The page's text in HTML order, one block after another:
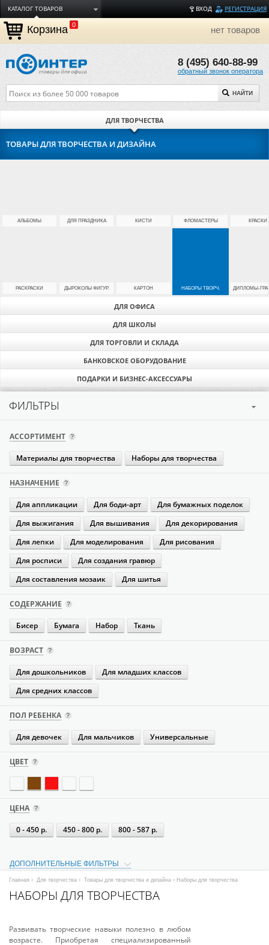
ВХОД РЕГИСТРАЦИЯ
КАТАЛОГ ТОВАРОВ
ДОСТАВКА
ОПЛАТА
ТОРГОВЫЕ МАРКИ
О КОМПАНИИ
Корзина 0 нет товаров
8 (495) 640-88-99
обратный звонок оператора
НАЙТИ
ДЛЯ ОФИСА
ДЛЯ ШКОЛЫ
ДЛЯ ТВОРЧЕСТВА
ДЛЯ ТОРГОВЛИ И СКЛАДА
БАНКОВСКОЕ ОБОРУДОВАНИЕ
ПОДАРКИ И БИЗНЕС-АКСЕССУАРЫ
ТОВАРЫ ДЛЯ ТВОРЧЕСТВА И ДИЗАЙНА
АЛЬБОМЫ ДЛЯ ПРАЗДНИКА КИСТИ ФЛОМАСТЕРЫ КРАСКИ
РАСКРАСКИ ДЫРОКОЛЫ ФИГУР. КАРТОН НАБОРЫ ТВОРЧ. ДИПЛОМЫ-
ФИЛЬТРЫ
АССОРТИМЕНТ
Материалы для творчества Наборы для творчества
НАЗНАЧЕНИЕ
Для аппликации Для боди-арт
Для бумажных поделок
Для выжигания
Для вышивания
Для декорирования
Для лепки
Для моделирования
Для рисования
Для росписи
Для создания гравюр
Для составления мозаик
Для шитья
СОДЕРЖАНИЕ
Бисер Бумага Набор Ткань
ВОЗРАСТ
Для дошкольников
Для младших классов
Для средних классов
ПОЛ РЕБЕНКА
Для девочек Для мальчиков Универсальные
ЦВЕТ
ЦЕНА
0 - 450 р. 450 - 800 р. 800 - 587 р.
ДОПОЛНИТЕЛЬНЫЕ ФИЛЬТРЫ
Главная › Для творчества › Товары для творчества и дизайна › Наборы для творчества
НАБОРЫ ДЛЯ ТВОРЧЕСТВА
Развивать творческие навыки полезно в любом
возрасте. Приобретая специализированный